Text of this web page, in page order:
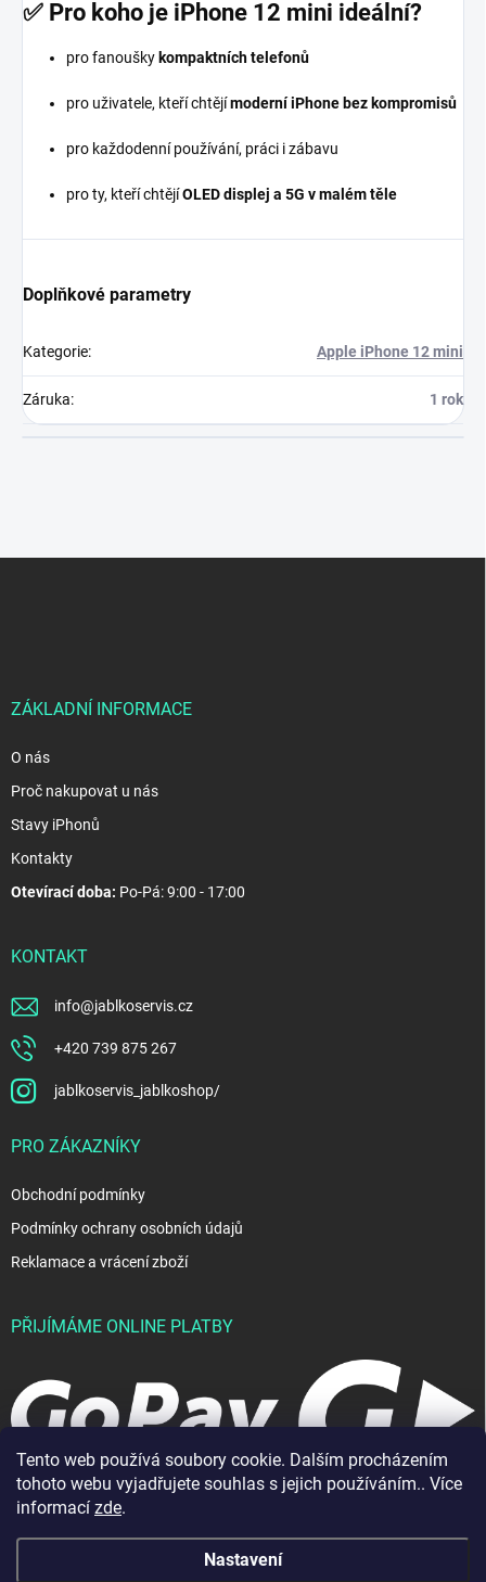
Tento web používá soubory cookie. Dalším procházením
tohoto webu vyjadřujete souhlas s jejich používáním.. Více
informací zde.
Nastavení
✅ Pro koho je iPhone 12 mini ideální?
pro fanoušky kompaktních telefonů
pro uživatele, kteří chtějímoderní iPhone bez kompromisů
pro každodenní používání, práci i zábavu
pro ty, kteří chtějíOLED displej a 5G v malém těle
Doplňkové parametry
Kategorie: Apple iPhone 12 mini
Záruka: 1 rok
ZÁKLADNÍ INFORMACE
O nás
Proč nakupovat u nás
Stavy iPhonů
Kontakty
Otevírací doba: Po-Pá: 9:00 - 17:00
KONTAKT
info@jablkoservis.cz
+420 739 875 267
jablkoservis_jablkoshop/
PRO ZÁKAZNÍKY
Obchodní podmínky
Podmínky ochrany osobních údajů
Reklamace a vrácení zboží
PŘIJÍMÁME ONLINE PLATBY
JablkoShop. Všechna práva vyhrazena.